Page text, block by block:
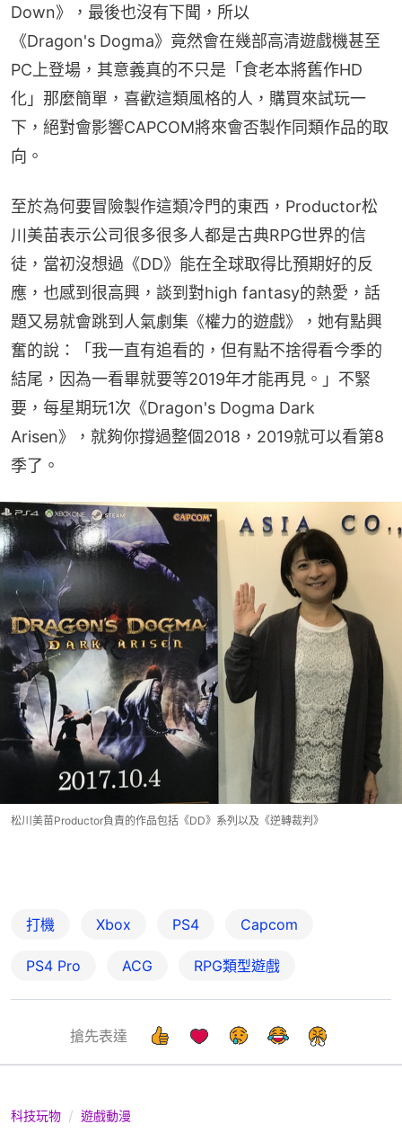
Down》，最後也沒有下聞，所以
《Dragon's Dogma》竟然會在幾部高清遊戲機甚至
PC上登場，其意義真的不只是「食老本將舊作HD
化」那麼簡單，喜歡這類風格的人，購買來試玩一
下，絕對會影響CAPCOM將來會否製作同類作品的取
向。
至於為何要冒險製作這類冷門的東西，Productor松
川美苗表示公司很多很多人都是古典RPG世界的信
徒，當初沒想過《DD》能在全球取得比預期好的反
應，也感到很高興，談到對high fantasy的熱愛，話
題又易就會跳到人氣劇集《權力的遊戲》，她有點興
奮的說：「我一直有追看的，但有點不捨得看今季的
結尾，因為一看畢就要等2019年才能再見。」不緊
要，每星期玩1次《Dragon's Dogma Dark
Arisen》，就夠你撐過整個2018，2019就可以看第8
季了。
松川美苗Productor負責的作品包括《DD》系列以及《逆轉裁判》
打機 Xbox PS4 Capcom
PS4 Pro ACG RPG類型遊戲
搶先表達
科技玩物 遊戲動漫